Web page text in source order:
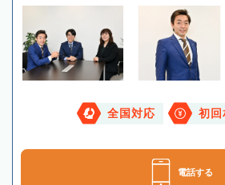
全国対応 初回
電話する